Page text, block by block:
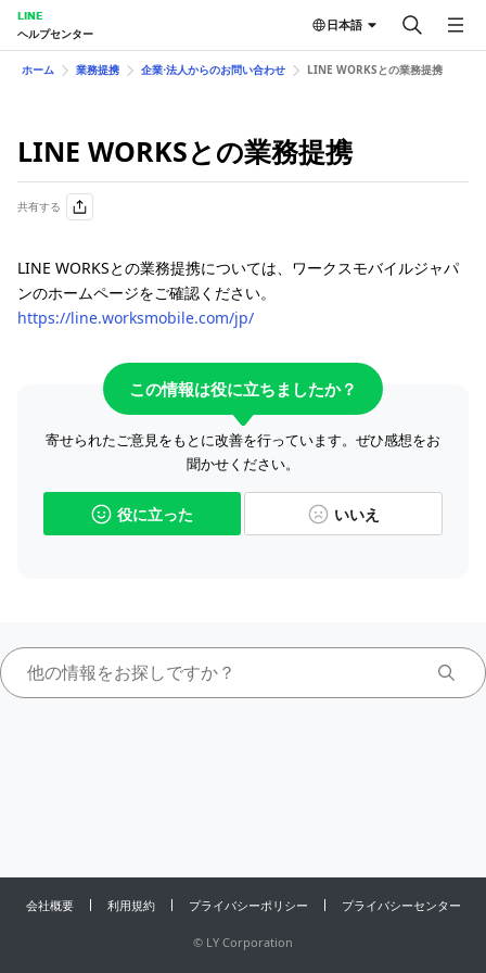
LINE
ヘルプセンター
日本語
ホーム 業務提携 企業⋅法人からのお問い合わせ LINE WORKSとの業務提携
LINE WORKSとの業務提携
共有する
LINE WORKSとの業務提携については、ワークスモバイルジャパ
ンのホームページをご確認ください。
https://line.worksmobile.com/jp/
この情報は役に立ちましたか？
寄せられたご意見をもとに改善を行っています。ぜひ感想をお
聞かせください。
役に立った いいえ
会社概要 利用規約 プライバシーポリシー プライバシーセンター
© LY Corporation